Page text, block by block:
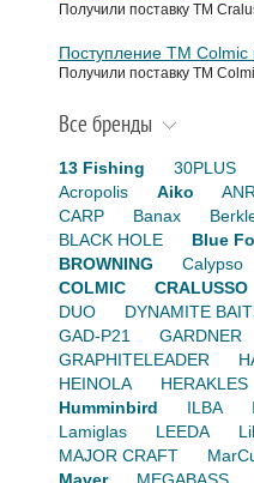
Получили поставку ТМ
Поступление TM
Получили поставку ТМ
Все бренды
13 Fishing 30PLUS
Acropolis
Aiko
CARP
Banax
BLACK HOLE
Blue
BROWNING
Calypso
COLMIC
CRALUSSO
DUO
DYNAMITE
GAD-P21
GARDNER
GRAPHITELEADER
HEINOLA
HERAKLES
Humminbird
ILBA
Lamiglas
LEEDA
MAJOR CRAFT